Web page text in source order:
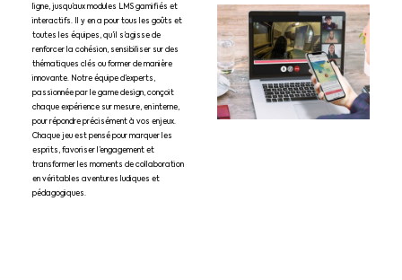
ligne, jusqu’aux modules LMS gamifiés et
interactifs. Il y en a pour tous les goûts et
toutes les équipes, qu’il s’agisse de
renforcer la cohésion, sensibiliser sur des
thématiques clés ou former de manière
innovante. Notre équipe d’experts,
passionnée par le game design, conçoit
chaque expérience sur mesure, en interne,
pour répondre précisément à vos enjeux.
Chaque jeu est pensé pour marquer les
esprits, favoriser l’engagement et
transformer les moments de collaboration
en véritables aventures ludiques et
pédagogiques.